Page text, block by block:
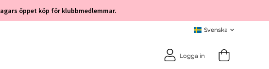
öppet köp för klubbmedlemmar.
Logga in